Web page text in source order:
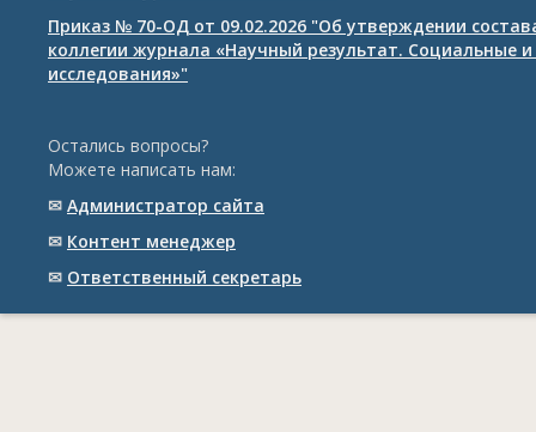
Приказ № 70-ОД от 09.02.2026 "Об утверждении
коллегии журнала «Научный результат. Социальные
исследования»"
Остались вопросы?
Можете написать нам:
✉ Администратор сайта
✉ Контент менеджер
✉ Ответственный cекретарь